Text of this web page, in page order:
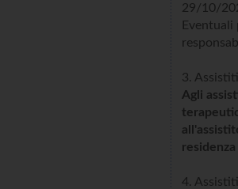
29/10/
3.
Agli
residenza
4.